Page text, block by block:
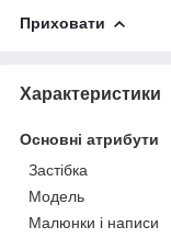
Приховати
Характеристики
Основні атрибути
Застібка
Модель
Малюнки і написи